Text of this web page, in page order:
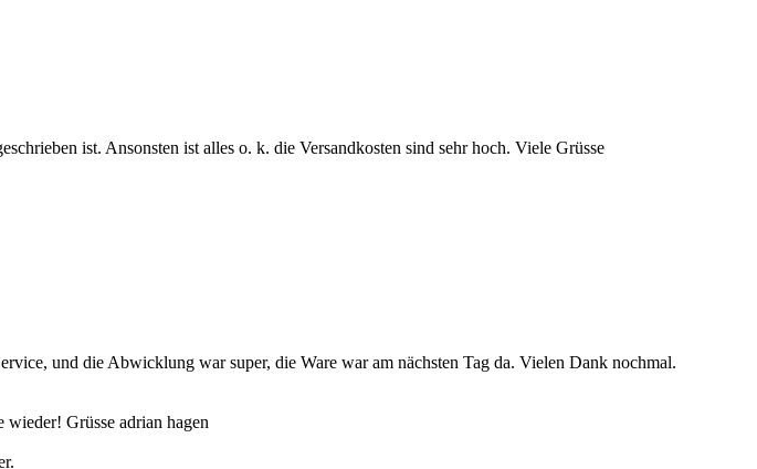
ist. Ansonsten ist alles o. k. die Versandkosten sind sehr hoch. Viele Grüsse
und die Abwicklung war super, die Ware war am nächsten Tag da. Vielen Dank nochmal.
Grüsse adrian hagen